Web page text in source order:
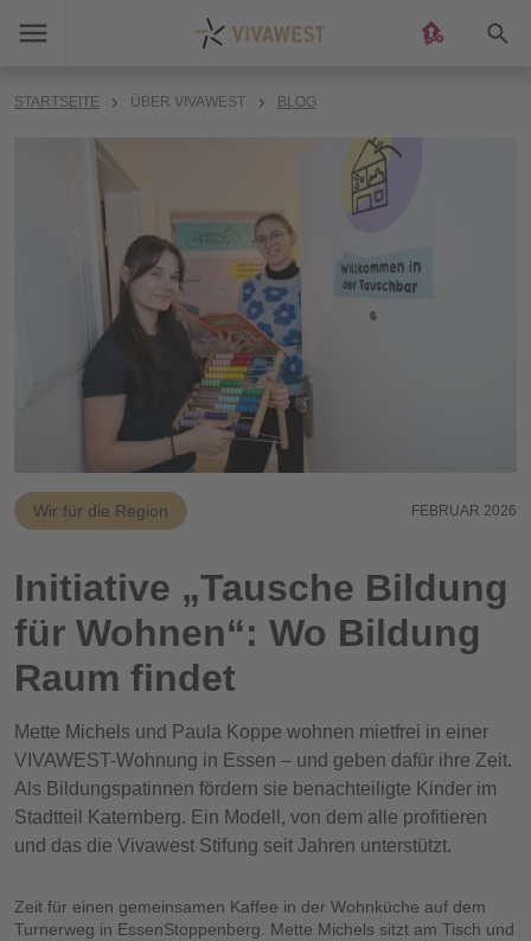
STARTSEITE ÜBER VIVAWEST BLOG
Wir für die Region FEBRUAR 2026
Initiative „Tausche Bildung
für Wohnen“: Wo Bildung
Raum findet
Mette Michels und Paula Koppe wohnen mietfrei in einer
VIVAWEST-Wohnung in Essen – und geben dafür ihre Zeit.
Als Bildungspatinnen fördern sie benachteiligte Kinder im
Stadtteil Katernberg. Ein Modell, von dem alle profitieren
und das die Vivawest Stifung seit Jahren unterstützt.
Zeit für einen gemeinsamen Kaffee in der Wohnküche auf dem
Turnerweg in EssenStoppenberg. Mette Michels sitzt am Tisch und